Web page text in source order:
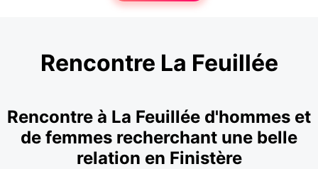
Rencontre La Feuillée
Rencontre à La Feuillée d'hommes et
de femmes recherchant une belle
relation en Finistère